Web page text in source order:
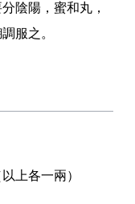
分陰陽 ，蜜和丸 ，
服之 。
各一兩）